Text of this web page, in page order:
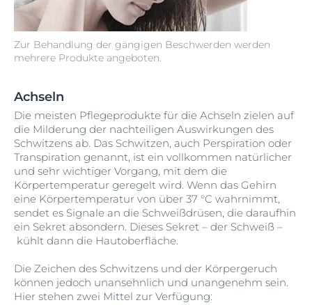
Zur Behandlung der gängigen Beschwerden werden
mehrere Produkte angeboten.
Achseln
Die meisten Pflegeprodukte für die Achseln zielen auf
die Milderung der nachteiligen Auswirkungen des
Schwitzens ab. Das Schwitzen, auch Perspiration oder
Transpiration genannt, ist ein vollkommen natürlicher
und sehr wichtiger Vorgang, mit dem die
Körpertemperatur geregelt wird. Wenn das Gehirn
eine Körpertemperatur von über 37 °C wahrnimmt,
sendet es Signale an die Schweißdrüsen, die daraufhin
ein Sekret absondern. Dieses Sekret – der Schweiß –
kühlt dann die Hautoberfläche.
Die Zeichen des Schwitzens und der Körpergeruch
können jedoch unansehnlich und unangenehm sein.
Hier stehen zwei Mittel zur Verfügung: